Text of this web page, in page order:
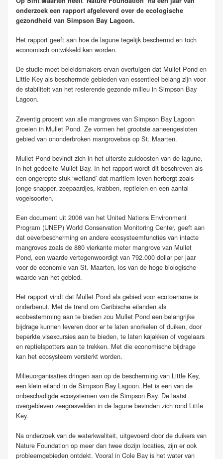
onderzoek een rapport afgeleverd over de ecologische
gezondheid van Simpson Bay Lagoon.
Het rapport geeft aan hoe de lagune tegelijk beschermd en toch
economisch ontwikkeld kan worden.
De studie moet beleidsmakers ervan overtuigen dat Mullet Pond en
Little Key als beschermde gebieden van essentieel belang zijn voor
de stabiliteit van het resterende gezonde milieu in Simpson Bay
Lagoon.
Zeventig procent van alle mangroves van Simpson Bay Lagoon
groeien in Mullet Pond. Ze vormen het grootste aaneengesloten
gebied van ononderbroken mangrovebos op St. Maarten.
Mullet Pond bevindt zich in het uiterste zuidoosten van de lagune,
in het gedeelte Mullet Bay. In het rapport wordt dit beschreven als
een ongerepte stuk ‘wetland’ dat maritiem leven herbergt zoals
jonge snapper, zeepaardjes, krabben, reptielen en een aantal
vogelsoorten.
Een document uit 2006 van het United Nations Environment
Program (UNEP) World Conservation Monitoring Center, geeft aan
dat oeverbescherming en andere ecosysteemfuncties van intacte
mangroves zoals de 880 vierkante meter mangrove van Mullet
Pond, een waarde vertegenwoordigt van 792.000 dollar per jaar
voor de economie van St. Maarten, los van de hoge biologische
waarde van het gebied.
Het rapport vindt dat Mullet Pond als gebied voor ecotoerisme is
onderbenut. Met de trend om Caribische eilanden als
ecobestemming aan te bieden zou Mullet Pond een belangrijke
bijdrage kunnen leveren door er te laten snorkelen of duiken, door
beperkte visexcursies aan te bieden, te laten kajakken of vogelaars
en reptielspotters aan te trekken. Met die economische bijdrage
kan het ecosysteem versterkt worden.
Milieuorganisaties dringen aan op de bescherming van Little Key,
een klein eiland in de Simpson Bay Lagoon. Het is een van de
onbeschadigde ecosystemen van de Simpson Bay. De laatst
overgebleven zeegrasvelden in de lagune bevinden zich rond Little
Key.
Na onderzoek van de waterkwaliteit, uitgevoerd door de duikers van
Nature Foundation op meer dan twee dozijn locaties, zijn er ook
probleemgebieden ontdekt. Vooral in Cole Bay is het water van